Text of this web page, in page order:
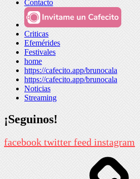
Contacto
Criticas
Efemérides
Festivales
home
https://cafecito.app/brunocala
https://cafecito.app/brunocala
Noticias
Streaming
¡Seguinos!
facebook twitter feed instagram